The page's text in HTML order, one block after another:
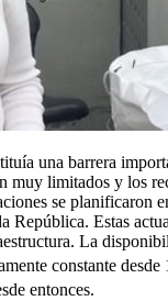
una barrera
limitados y los
se planificaron
Estas
La
constante desde
entonces.